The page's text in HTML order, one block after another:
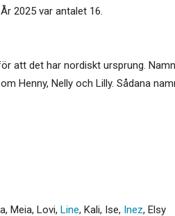
2025 var antalet 16.
att det har nordiskt ursprung.
Henny, Nelly och Lilly. Sådana
, Meia, Lovi, Line, Kali, Ise, Inez, Elsy